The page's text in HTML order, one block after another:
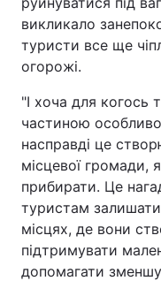
викликало
туристи все ще
огорожі.
"І хоча для
частиною
насправді це
місцевої громади,
прибирати. Це
туристам
місцях, де вони
підтримувати
допомагати